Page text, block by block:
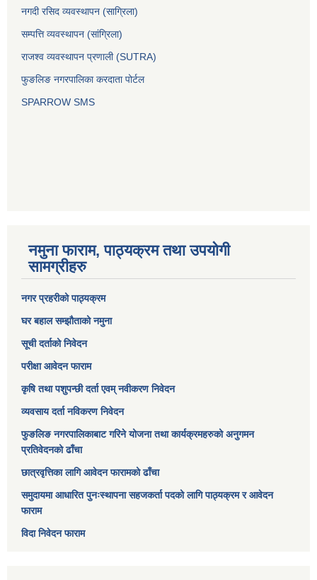
नगदी रसिद व्यवस्थापन (साग्रिला)
सम्पत्ति व्यवस्थापन (सांग्रिला)
राजश्व व्यवस्थापन प्रणाली (SUTRA)
फुङलिङ नगरपालिका करदाता पोर्टल
SPARROW SMS
नमुना फाराम, पाठ्यक्रम तथा उपयोगी
सामग्रीहरु
नगर प्रहरीको पाठ्यक्रम
घर बहाल सम्झौताको नमुना
सूची दर्ताको निवेदन
परीक्षा आवेदन फाराम
कृषि तथा पशुपन्छी दर्ता एवम् नवीकरण निवेदन
व्यवसाय दर्ता नविकरण निवेदन
फुङलिङ नगरपालिकाबाट गरिने योजना तथा कार्यक्रमहरुको अनुगमन
प्रतिवेदनको ढाँचा
छात्रवृत्तिका लागि आवेदन फारामको ढाँचा
समुदायमा आधारित पुनःस्थापना सहजकर्ता पदको लागि पाठ्यक्रम र आवेदन
फाराम
विदा निवेदन फाराम